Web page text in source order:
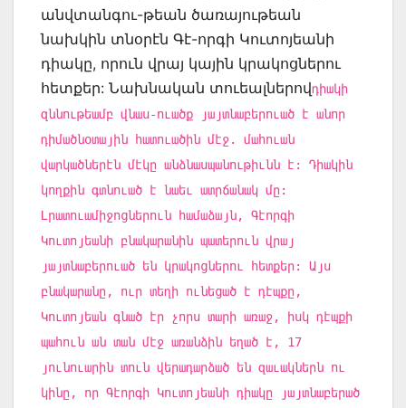
անվտանգու-թեան ծառայութեան
նախկին տնօրէն Գէ-որգի Կուտոյեանի
դիակը, որուն վրայ կային կրակոցներու
հետքեր: Նախնական տուեալներովդիակի
զննութեամբ վնաս-ուածք յայտնաբերուած է անոր
դիմածնօտային հատուածին մէջ. մահուան
վարկածներէն մէկը անձնասպանութիւնն է: Դիակին
կողքին գտնուած է նաեւ ատրճանակ մը:
Լրատուամիջոցներուն համաձայն, Գէորգի
Կուտոյեանի բնակարանին պատերուն վրայ
յայտնաբերուած են կրակոցներու հետքեր: Այս
բնակարանը, ուր տեղի ունեցած է դէպքը,
Կուտոյեան գնած էր չորս տարի առաջ, իսկ դէպքի
պահուն ան տան մէջ առանձին եղած է, 17
յունուարին տուն վերադարձած են զաւակներն ու
կինը, որ Գէորգի Կուտոյեանի դիակը յայտնաբերած